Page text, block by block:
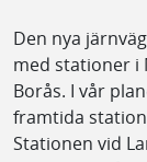
Den nya
med stationer i
Borås. I vår
framtida
Stationen vid